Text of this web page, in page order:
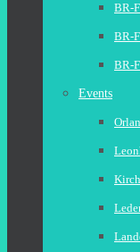
BR-
BR-
BR-
Events